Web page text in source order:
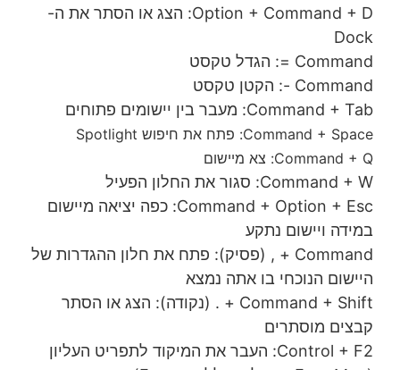
Option + Command + D: הצג או הסתר את ה-
Dock
Command =: הגדל טקסט
Command -: הקטן טקסט
Command + Tab: מעבר בין יישומים פתוחים
Command + Space: פתח את חיפוש Spotlight
Command + Q: צא מיישום
Command + W: סגור את החלון הפעיל
Command + Option + Esc: כפה יציאה מיישום
במידה ויישום נתקע
Command + , (פסיק): פתח את חלון ההגדרות של
היישום הנוכחי בו אתה נמצא
Command + Shift + . (נקודה): הצג או הסתר
קבצים מוסתרים
Control + F2: העבר את המיקוד לתפריט העליון